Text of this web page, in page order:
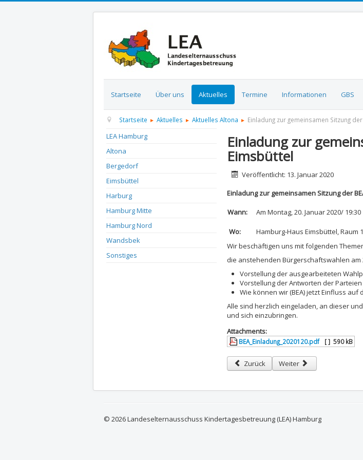
Startseite Über uns Aktuelles Termine Informationen GBS
Startseite Aktuelles Aktuelles Altona Einladung zur gemeinsamen Sitzung
LEA Hamburg
Altona
Bergedorf
Eimsbüttel
Harburg
Hamburg Mitte
Hamburg Nord
Wandsbek
Sonstiges
Einladung zur
Eimsbüttel
DetailsVeröffentlicht: 13. Januar 2020
Einladung zur gemeinsamen Sitzung der
Wann: Am Montag, 20. Januar 2020/ 19:30
Wo:
Hamburg-Haus Eimsbüttel, Raum
Wir beschäftigen uns mit folgenden
die anstehenden Bürgerschaftswahlen am
Vorstellung der ausgearbeiteten
Vorstellung der Antworten der
Wie können wir (BEA) jetzt Einfluss auf
Alle sind herzlich eingeladen, an dieser
und sich einzubringen.
Attachments:
BEA_Einladung_2020120.pdf [ ] 590 kB
Vorheriger Beitrag: BEA Altona und
Zurück Nächster Beitrag: BEA
Weiter
© 2026 Landeselternausschuss Kindertagesbetreuung (LEA) Hamburg